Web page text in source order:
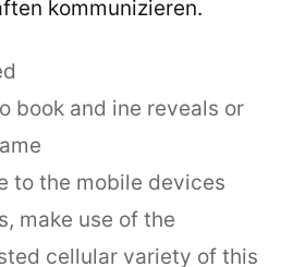
kommunizieren.
book and ine reveals or
to the mobile devices
make use of the
cellular variety of this